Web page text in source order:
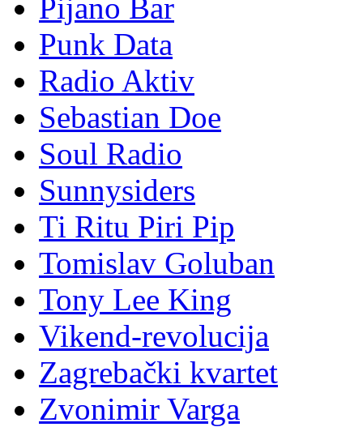
Pijano Bar
Punk Data
Radio Aktiv
Sebastian Doe
Soul Radio
Sunnysiders
Ti Ritu Piri Pip
Tomislav Goluban
Tony Lee King
Vikend-revolucija
Zagrebački kvartet
Zvonimir Varga